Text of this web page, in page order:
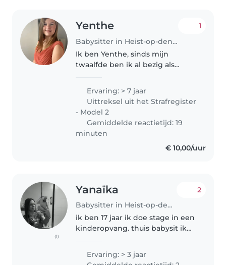
Yenthe
Babysitter in Heist-op-den-Berg
1
Ik ben Yenthe, sinds mijn
twaalfde ben ik al bezig als
jaar in de opleiding
maatschappelijk werk. Ik werk
op zaterdagen..
Ervaring: > 7 jaar
Uittreksel uit het Strafregister
- Model 2
Gemiddelde reactietijd: 19
minuten
€ 10,00/uur
(1)
Yanaïka
Babysitter in Heist-op-den-Berg
2
ik ben 17 jaar ik doe stage in een
kinderopvang. thuis babysit ik
jaar. ik kom uit een groot gezin.
ik ben ook heel graag bezig met
Ervaring: > 3 jaar